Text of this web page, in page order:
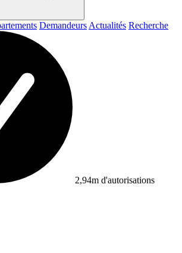
Demandeurs Actualités Recherche
2,94m d'autorisations